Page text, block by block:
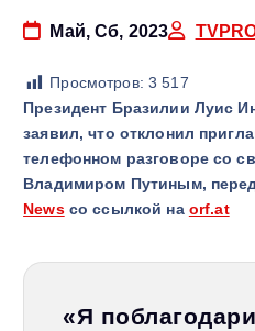
Май, Сб, 2023
Просмотров: 3 517
Президент Бразилии Луис
заявил, что отклонил
телефонном разговоре со
Владимиром Путиным,
Newsсо ссылкой на orf.at
«Я